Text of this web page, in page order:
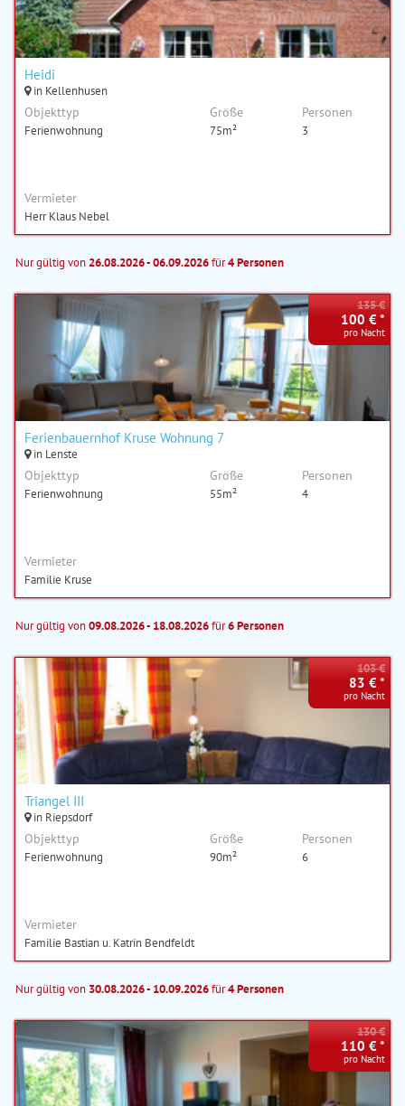
Heidi
in Kellenhusen
Objekttyp
Ferienwohnung
Größe
75m²
Personen
3
Vermieter
Herr Klaus Nebel
Nur gültig von26.08.2026 - 06.09.2026für4 Personen
Ferienbauernhof Kruse Wohnung 7
in Lenste
Objekttyp
Ferienwohnung
Größe
55m²
Personen
4
135 €
100 € *
pro Nacht
Vermieter
Familie Kruse
Nur gültig von09.08.2026 - 18.08.2026für6 Personen
Triangel III
in Riepsdorf
Objekttyp
Ferienwohnung
Größe
90m²
Personen
6
103 €
83 € *
pro Nacht
Vermieter
Familie Bastian u. Katrin Bendfeldt
Nur gültig von 30.08.2026 - 10.09.2026für4 Personen
130 €
110 € *
pro Nacht